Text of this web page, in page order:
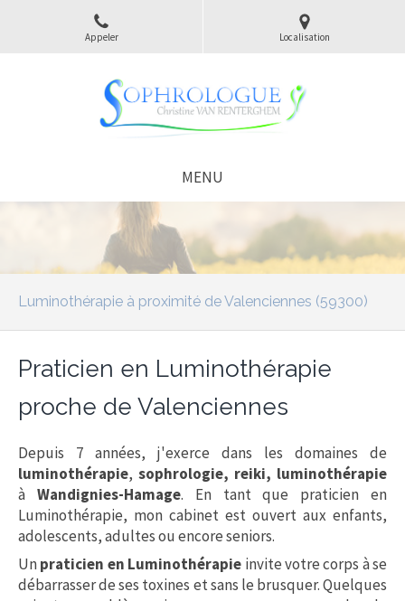
Appeler Localisation
MENU
Luminothérapie à proximité de Valenciennes (59300)
Praticien en Luminothérapie
proche de Valenciennes
Depuis 7 années, j'exerce dans les domaines de
luminothérapie, sophrologie, reiki, luminothérapie
à Wandignies-Hamage. En tant que praticien en
Luminothérapie, mon cabinet est ouvert aux enfants,
adolescents, adultes ou encore seniors.
Unpraticien en Luminothérapie invite votre corps à se
débarrasser de ses toxines et sans le brusquer. Quelques